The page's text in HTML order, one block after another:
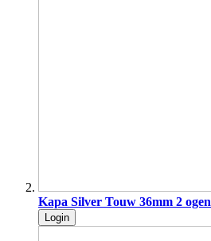
Kapa Silver Touw 36mm 2 ogen
Login